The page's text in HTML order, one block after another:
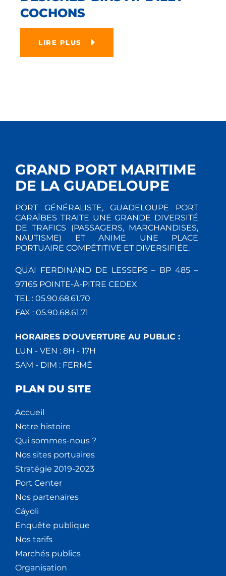
COCHONS
LIRE PLUS
GRAND PORT MARITIME
DE LA GUADELOUPE
PORT GÉNÉRALISTE, GUADELOUPE PORT
CARAÏBES TRAITE UNE GRANDE DIVERSITÉ
DE TRAFICS (PASSAGERS, MARCHANDISES,
NAUTISME) ET ANIME UNE PLACE
PORTUAIRE COMPÉTITIVE ET DIVERSIFIÉE.
QUAI FERDINAND DE LESSEPS – BP 485 –
97165 POINTE-À-PITRE CEDEX
TEL : 05.90.68.61.70
FAX : 05.90.68.61.71
HORAIRES D'OUVERTURE AU PUBLIC :
LUN - VEN : 8H - 17H
SAM - DIM : FERMÉ
PLAN DU SITE
Accueil
Notre histoire
Qui sommes-nous ?
Nos sites portuaires
Stratégie 2019-2023
Port Center
Nos partenaires
Cáyoli
Enquête publique
Nos tarifs
Marchés publics
Organisation